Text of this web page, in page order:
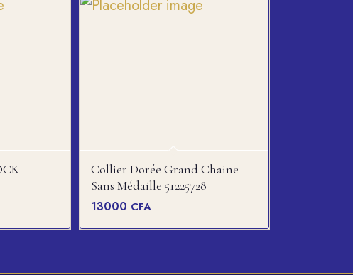
Collier Dorée Grand Chaine
Sans Médaille 51225728
13000 CFA